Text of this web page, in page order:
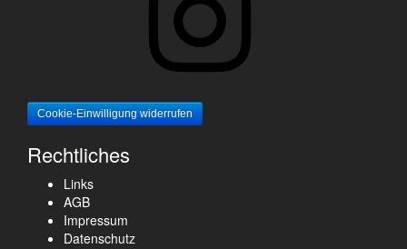
Cookie-Einwilligung widerrufen
Rechtliches
Links
AGB
Impressum
Datenschutz